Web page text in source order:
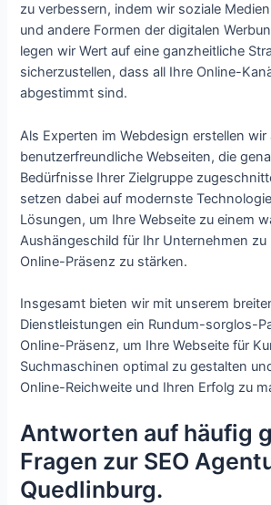
zu verbessern, indem wir soziale
und andere Formen der digitalen
legen wir Wert auf eine ganzheitliche
sicherzustellen, dass all Ihre Online-
abgestimmt sind.
Als Experten im Webdesign erstellen
benutzerfreundliche Webseiten, die
Bedürfnisse Ihrer Zielgruppe
setzen dabei auf modernste
Lösungen, um Ihre Webseite zu einem
Aushängeschild für Ihr Unternehmen
Online-Präsenz zu stärken.
Insgesamt bieten wir mit unserem
Dienstleistungen ein Rundum-sorglos-
Online-Präsenz, um Ihre Webseite für
Suchmaschinen optimal zu gestalten
Online-Reichweite und Ihren Erfolg zu
Antworten auf häufig
Fragen zur SEO
Quedlinburg.